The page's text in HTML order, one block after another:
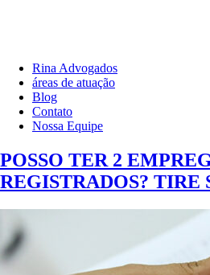
Rina Advogados
áreas de atuação
Blog
Contato
Nossa Equipe
POSSO TER 2
REGISTRADOS? TIRE